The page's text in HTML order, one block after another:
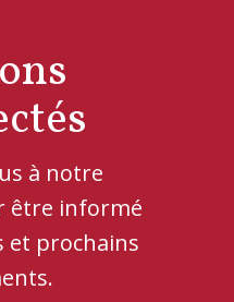
à notre
être informé
et prochains